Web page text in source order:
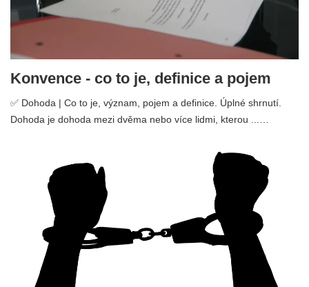
Konvence - co to je, definice a pojem
✅ Dohoda | Co to je, význam, pojem a definice. Úplné shrnutí.
Dohoda je dohoda mezi dvěma nebo více lidmi, kterou ...…